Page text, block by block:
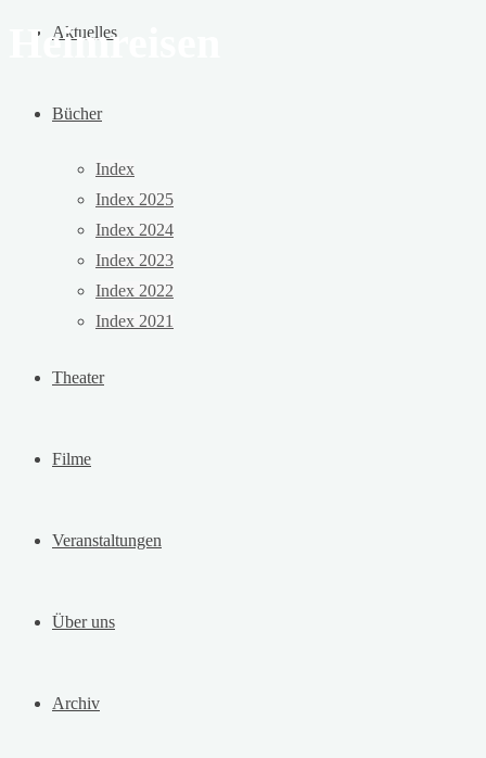
Aktuelles
Bücher
Index
Index 2025
Index 2024
Index 2023
Index 2022
Index 2021
Theater
Filme
Veranstaltungen
Über uns
Archiv
Heimreisen